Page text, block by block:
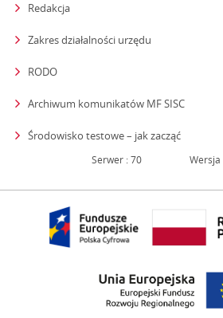
Redakcja
Zakres działalności urzędu
RODO
Archiwum komunikatów MF SISC
Środowisko testowe – jak zacząćstrona
Serwer : 70 Wersja